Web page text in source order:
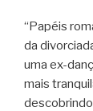
“Papéis
da
uma ex-
mais